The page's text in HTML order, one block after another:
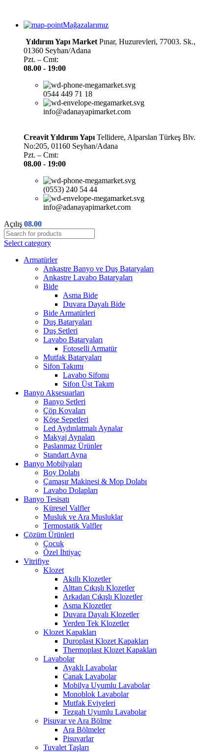
Mağazalarımız
Yıldırım Yapı Market Pınar, Huzurevleri, 77003. Sk.,
01360 Seyhan/Adana
Pzt. – Cmt:
08.00 - 19:00
0544 449 71 18
info@adanayapimarket.com
Creavit Yıldırım Yapı Tellidere, Alparslan Türkeş Blv.
No:205, 01160 Seyhan/Adana
Pzt. – Cmt:
08.00 - 19:00
(0553) 240 54 44
info@adanayapimarket.com
Açılış 08.00
Select category
Armatürler
Ankastre Banyo ve Duş Bataryaları
Ankastre Lavabo Bataryaları
Bide
Asma Bide
Duvara Dayalı Bide
Bide Armatürleri
Duş Bataryaları
Duş Setleri
Lavabo Bataryaları
Fotoselli Armatür
Mutfak Bataryaları
Sifon Takımı
Lavabo Sifonu
Sifon Üst Takım
Banyo Aksesuarları
Banyo Setleri
Çöp Kovaları
Köşe Sepetleri
Led Aydınlatmalı Aynalar
Makyaj Aynaları
Paslanmaz Ürünler
Standart Ayna
Banyo Mobilyaları
Boy Dolabı
Çamaşır Makinesi & Mop Dolabı
Lavabo Dolapları
Banyo Tesisatı
Küresel Valfler
Musluk ve Ara Musluklar
Termostatik Valfler
Çözüm Ürünleri
Çocuk
Özel İhtiyaç
Vitrifiye
Klozet
Akıllı Klozetler
Alttan Çıkışlı Klozetler
Arkadan Çıkışlı Klozetler
Asma Klozetler
Duvara Dayalı Klozetler
Yerden Tek Klozetler
Klozet Kapakları
Duroplast Klozet Kapakları
Thermoplast Klozet Kapakları
Lavabolar
Ayaklı Lavabolar
Çanak Lavabolar
Mobilya Uyumlu Lavabolar
Monoblok Lavabolar
Mutfak Eviyeleri
Tezgah Uyumlu Lavabolar
Pisuvar ve Ara Bölme
Ara Bölmeler
Pisuvarlar
Tuvalet Taşları